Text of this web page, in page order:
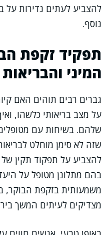
להצביע לעתים נדירות על
נוסף.
תפקיד זקפת
המיני
גברים רבים תוהים האם
על מצב בריאותי כלשהו,
שלהם. בשיחות עם
שזה לא סימן מוחלט
להצביע על תפקוד תקין
בהם מתלונן מטופל על
משמעותית בזקפת הבוקר,
מצדיקים לעיתים המשך